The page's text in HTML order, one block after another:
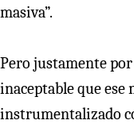
masiva”.
Pero justamente
inaceptable que ese
instrumentalizado